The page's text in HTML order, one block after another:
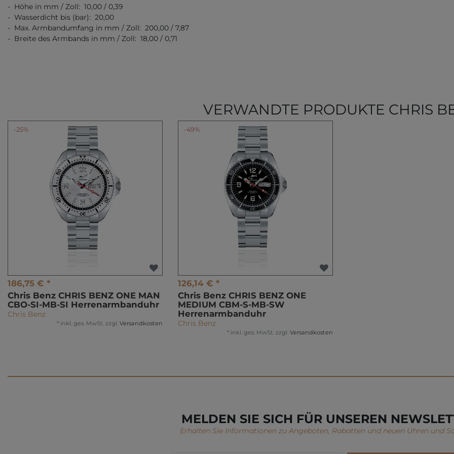
- Höhe in mm / Zoll: 10,00 / 0,39
- Wasserdicht bis (bar): 20,00
- Max. Armbandumfang in mm / Zoll: 200,00 / 7,87
- Breite des Armbands in mm / Zoll: 18,00 / 0,71
VERWANDTE PRODUKTE CHRIS
-25%
186,75 € *
Chris Benz CHRIS BENZ ONE MAN
CBO-SI-MB-SI Herrenarmbanduhr
Chris Benz
* inkl. ges. MwSt. zzgl. Versandkosten
-49%
126,14 € *
Chris Benz CHRIS BENZ ONE
MEDIUM CBM-S-MB-SW
Herrenarmbanduhr
Chris Benz
* inkl. ges. MwSt. zzgl. Versandkosten
MELDEN SIE SICH FÜR UNSEREN
Erhalten Sie Informationen zu Angeboten, Rabatten und neuen Uhren und